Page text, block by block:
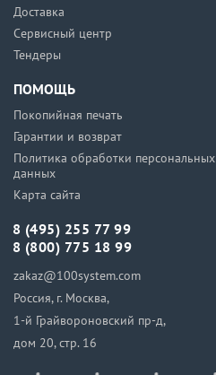
Доставка
Сервисный центр
Тендеры
ПОМОЩЬ
Покопийная печать
Гарантии и возврат
Политика обработки персональных
данных
Карта сайта
8 (495) 255 77 99
8 (800) 775 18 99
zakaz@100system.com
Россия, г. Москва,
1-й Грайвороновский пр-д,
дом 20, стр. 16